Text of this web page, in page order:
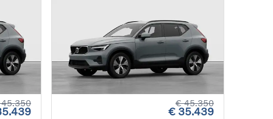
€ 45.350
€ 35.439